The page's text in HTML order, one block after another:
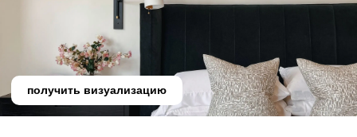
получить визуализацию